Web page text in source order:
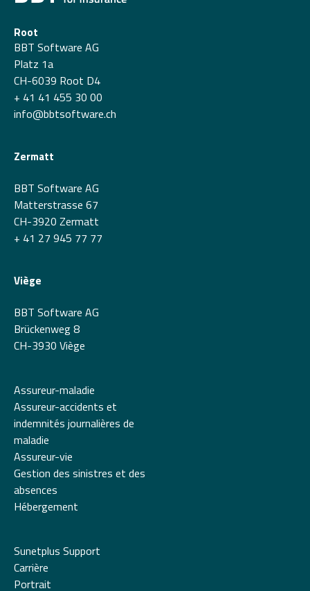
Root
BBT Software AG
Platz 1a
CH-6039 Root D4
+ 41 41 455 30 00
info@bbtsoftware.ch
Zermatt
BBT Software AG
Matterstrasse 67
CH-3920 Zermatt
+ 41 27 945 77 77
Viège
BBT Software AG
Brückenweg 8
CH-3930 Viège
Assureur-maladie
Assureur-accidents et
indemnités journalières de
maladie
Assureur-vie
Gestion des sinistres et des
absences
Hébergement
Sunetplus Support
Carrière
Portrait